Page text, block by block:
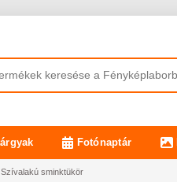
Fotónaptár
Szívalakú sminktükör